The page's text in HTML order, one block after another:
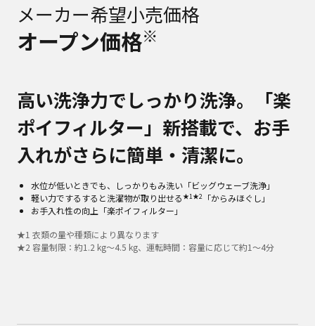
メーカー希望小売価格
オープン価格※
高い洗浄力でしっかり洗浄。「楽
ポイフィルター」新搭載で、お手
入れがさらに簡単・清潔に。
水位が低いときでも、しっかりもみ洗い「ビッグウェーブ洗浄」
軽い力でするすると洗濯物が取り出せる★1★2
「からみほぐし」
お手入れ性の向上「楽ポイフィルター」
★1 衣類の量や種類により異なります
★2 容量制限：約1.2 kg～4.5 kg、運転時間：容量に応じて約1～4分